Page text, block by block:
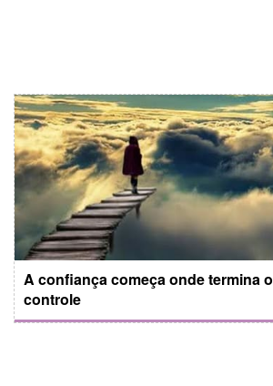
A confiança começa onde termina o
controle